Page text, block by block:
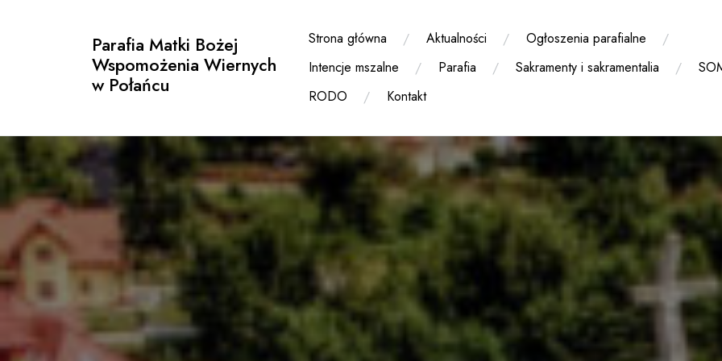
Parafia Matki Bożej
Wspomożenia Wiernych
w Połańcu
Strona główna Aktualności
Ogłoszenia parafialne
Intencje mszalne
Parafia Sakramenty i sakramentalia
RODO
Kontakt